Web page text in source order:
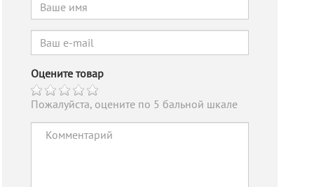
Оцените товар
Пожалуйста, оцените по 5 бальной шкале